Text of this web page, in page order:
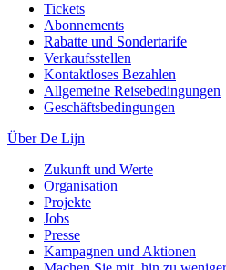
Tickets
Abonnements
Rabatte und Sondertarife
Verkaufsstellen
Kontaktloses Bezahlen
Allgemeine Reisebedingungen
Geschäftsbedingungen
Über De Lijn
Zukunft und Werte
Organisation
Projekte
Jobs
Presse
Kampagnen und Aktionen